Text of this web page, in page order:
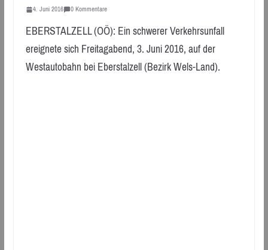
4. Juni 2016 0 Kommentare
EBERSTALZELL (OÖ): Ein schwerer Verkehrsunfall
ereignete sich Freitagabend, 3. Juni 2016, auf der
Westautobahn bei Eberstalzell (Bezirk Wels-Land).